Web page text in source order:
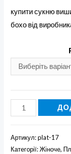
купити сукню
бохо від
Вишиванка
плаття
кількість
Артикул:plat-17
Категорії:Жіноче,